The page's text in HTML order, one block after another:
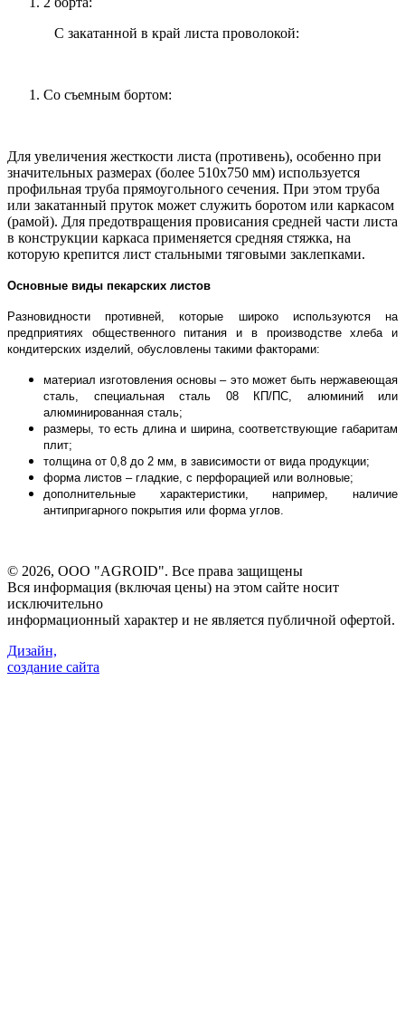
С закатанной в край листа проволокой:
Со съемным бортом:
Для увеличения жесткости листа (противень), особенно при
значительных размерах (более 510x750 мм) используется
профильная труба прямоугольного сечения. При этом труба
или закатанный пруток может служить боротом или каркасом
(рамой). Для предотвращения провисания средней части листа
в конструкции каркаса применяется средняя стяжка, на
которую крепится лист стальными тяговыми заклепками.
Основные виды пекарских листов
Разновидности противней, которые широко используются на
предприятиях общественного питания и в производстве хлеба и
кондитерских изделий, обусловлены такими факторами:
материал изготовления основы – это может быть нержавеющая
сталь, специальная сталь 08 КП/ПС, алюминий или
алюминированная сталь;
размеры, то есть длина и ширина, соответствующие габаритам
плит;
толщина от 0,8 до 2 мм, в зависимости от вида продукции;
форма листов – гладкие, с перфорацией или волновые;
дополнительные характеристики, например, наличие
антипригарного покрытия или форма углов.
© 2026, ООО "AGROID". Все права защищены
Вся информация (включая цены) на этом сайте носит
исключительно
информационный характер и не является публичной офертой.
Дизайн,
создание сайта